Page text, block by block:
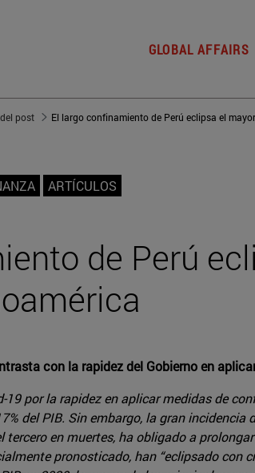
GLOBAL AFFAIRS
post
ARTÍCULOS
de Perú
con la rapidez del Gobierno en
19 por la rapidez en aplicar medidas de
del PIB. Sin embargo, la gran
en muertes, ha obligado a
pronosticado, han “eclipsado con